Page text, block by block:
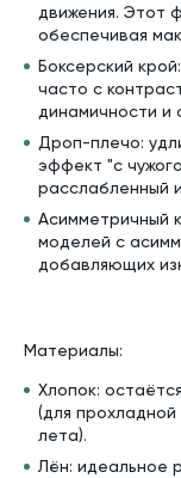
движения. Этот
обеспечивая
Боксерский
часто с
динамичности и
Дроп-плечо:
эффект "с
расслабленный
Асимметричный
моделей с
добавляющих
Материалы:
Хлопок:
(для прохладной
лета).
Лён: идеальное